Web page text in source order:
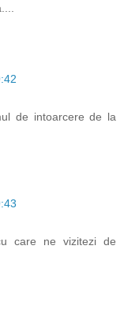
de intoarcere de la
care ne vizitezi de